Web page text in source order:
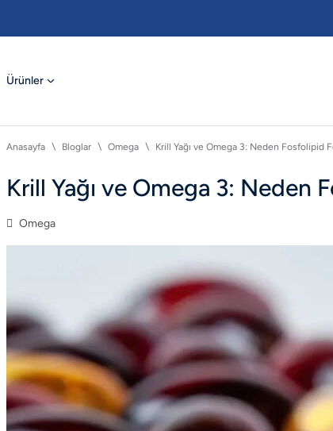
Ürünler
Anasayfa Bloglar Omega Krill Yağı ve Omega 3: Neden Fosfolipid
Krill Yağı ve Omega 3: Neden
Omega